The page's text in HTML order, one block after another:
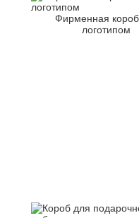
Фирменная
логотипом